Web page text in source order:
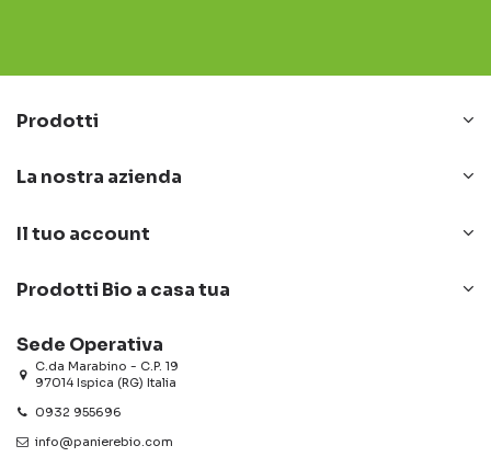
Prodotti
La nostra azienda
Il tuo account
Prodotti Bio a casa tua
Sede Operativa
C.da Marabino - C.P. 19
97014 Ispica (RG) Italia
0932 955696
info@panierebio.com